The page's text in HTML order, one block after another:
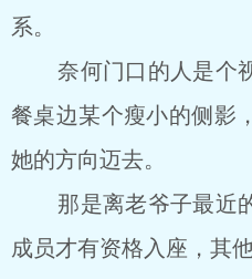
系。
奈何门口的人是个视
餐桌边某个瘦小的侧影
她的方向迈去。
那是离老爷子最近的
成员才有资格入座，其